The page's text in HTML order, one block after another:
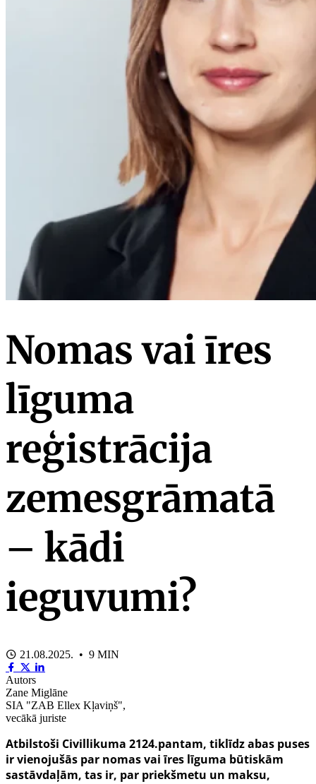
Nomas vai īres
līguma
reģistrācija
zemesgrāmatā
– kādi
ieguvumi?
21.08.2025. • 9 MIN
Autors
Zane Miglāne
SIA "ZAB Ellex Kļaviņš",
vecākā juriste
Atbilstoši Civillikuma 2124.pantam, tiklīdz abas puses
ir vienojušās par nomas vai īres līguma būtiskām
sastāvdaļām, tas ir, par priekšmetu un maksu,